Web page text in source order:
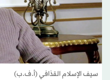
سيف الإسلام القذافي (أ.ف.ب)